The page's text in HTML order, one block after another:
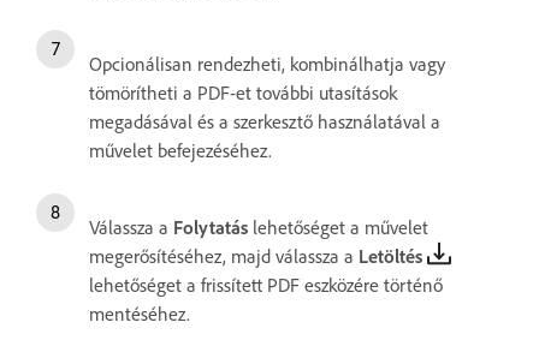
Opcionálisan rendezheti, kombinálhatja vagy
tömörítheti a PDF-et további utasítások
megadásával és a szerkesztő használatával a
művelet befejezéséhez.
Válassza a Folytatás lehetőséget a művelet
megerősítéséhez, majd válassza a Letöltés
lehetőséget a frissített PDF eszközére történő
mentéséhez.